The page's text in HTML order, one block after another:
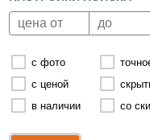
с фото
с ценой
в наличии
со